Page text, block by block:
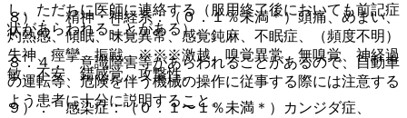
し、ただちに医師に連絡する（服用終了後においても前記症
状があらわれることがある）。
８．４． 意識障害等があらわれることがあるので、自動車
の運転等、危険を伴う機械の操作に従事する際には注意する
よう患者に十分に説明すること。
８）． 精神・神経系：（０．１％未満＊）頭痛、めまい、
灼熱感、傾眠、味覚異常、感覚鈍麻、不眠症、（頻度不明）
失神、痙攣、振戦、※※※激越、嗅覚異常、無嗅覚、神経過
敏、不安、錯感覚、攻撃性。
９）． 感染症：（０．１〜１％未満＊）カンジダ症、